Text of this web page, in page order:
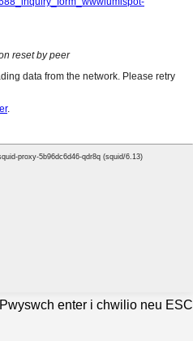
Pwyswch enter i chwilio neu ESC